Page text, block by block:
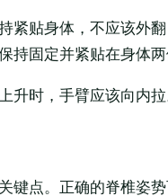
紧贴身体，不应该外
固定并紧贴在身体两
升时，手臂应该向内拉
键点。正确的脊椎姿势